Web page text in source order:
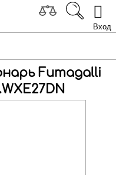
Вход
Fumagalli